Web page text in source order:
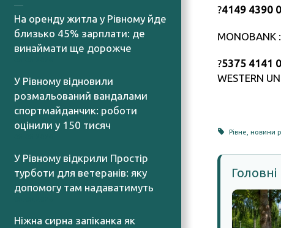
На оренду житла у Рівному йде
близько 45% зарплати: де
винаймати ще дорожче
У Рівному відновили
розмальований вандалами
спортмайданчик: роботи
оцінили у 150 тисяч
У Рівному відкрили Простір
турботи для ветеранів: яку
допомогу там надаватимуть
Ніжна сирна запіканка як
?4149 4390
MONOBANK :
?5375 4141
WESTERN
Рівне ,новини